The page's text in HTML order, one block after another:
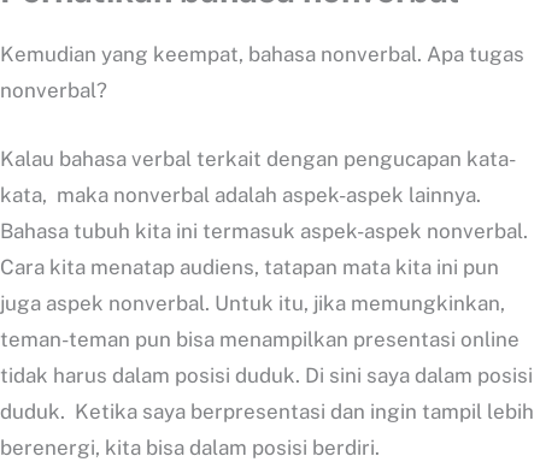
Kemudian yang keempat, bahasa nonverbal. Apa tugas
nonverbal?
Kalau bahasa verbal terkait dengan pengucapan kata-
kata, maka nonverbal adalah aspek-aspek lainnya.
Bahasa tubuh kita ini termasuk aspek-aspek nonverbal.
Cara kita menatap audiens, tatapan mata kita ini pun
juga aspek nonverbal. Untuk itu, jika memungkinkan,
teman-teman pun bisa menampilkan presentasi online
tidak harus dalam posisi duduk. Di sini saya dalam posisi
duduk. Ketika saya berpresentasi dan ingin tampil lebih
berenergi, kita bisa dalam posisi berdiri.